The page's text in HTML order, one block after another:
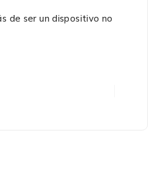
de ser un dispositivo no